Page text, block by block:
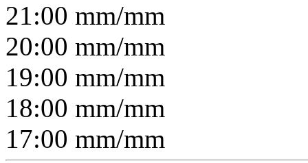
21:00 mm/mm
20:00 mm/mm
19:00 mm/mm
18:00 mm/mm
17:00 mm/mm